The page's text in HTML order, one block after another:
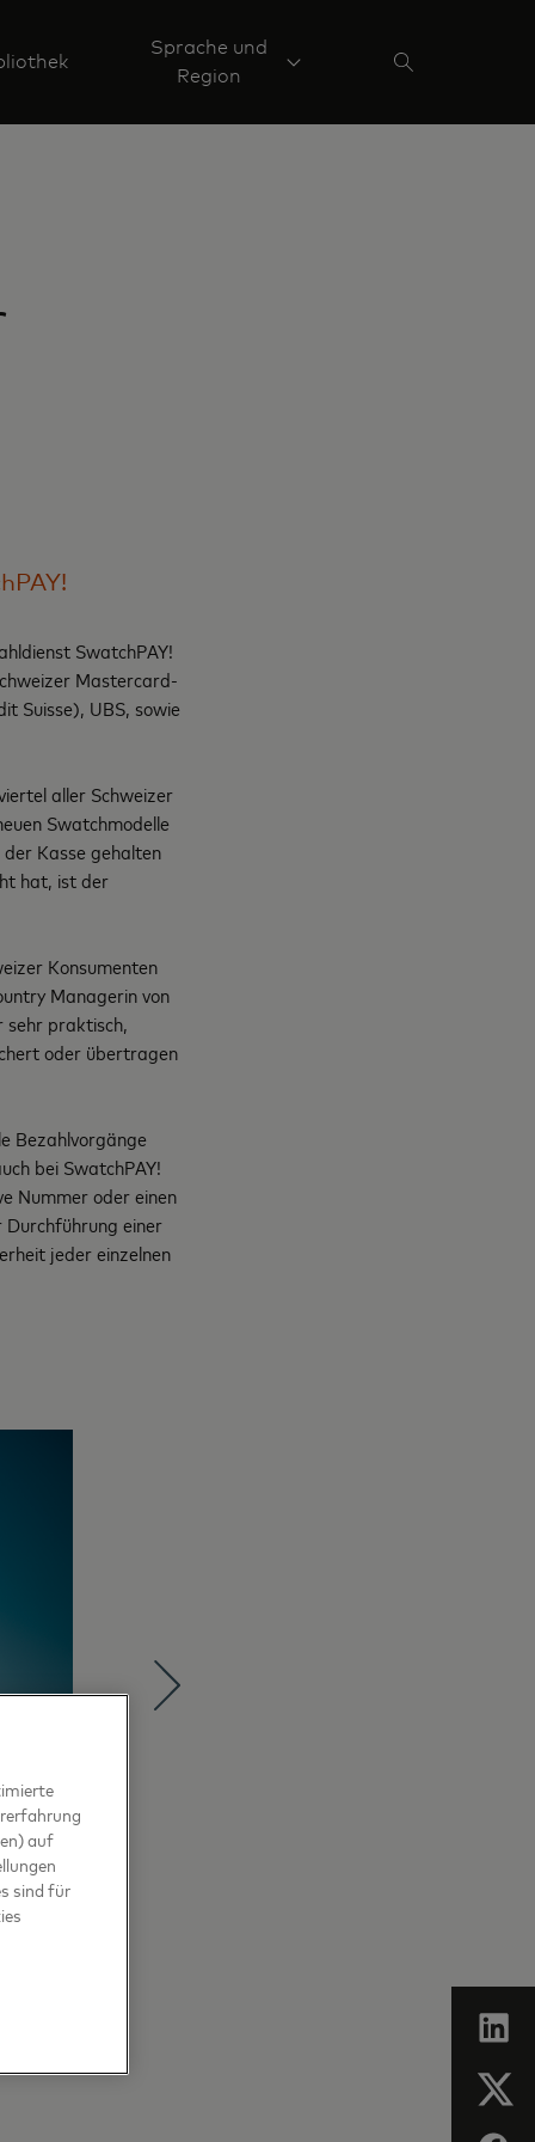
Sprache und
Region
SwatchPAY!
Mastercard-
Suisse), UBS, sowie
aller Schweizer
Swatchmodelle
Kasse gehalten
hat, ist der
Konsumenten
Managerin von
sehr praktisch,
oder übertragen
Bezahlvorgänge
bei SwatchPAY!
Nummer oder einen
Durchführung einer
jeder einzelnen
auf
sind für